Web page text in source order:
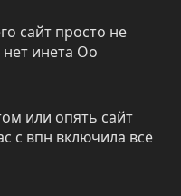
сайт просто не
нет инета Оо
или опять сайт
с впн включила всё